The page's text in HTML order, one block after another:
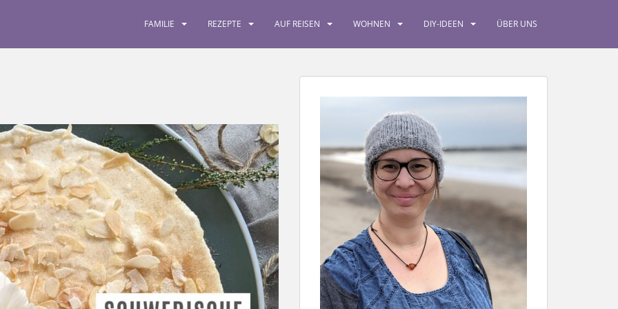
FAMILIE REZEPTE AUF REISEN WOHNEN DIY-IDEEN ÜBER UNS